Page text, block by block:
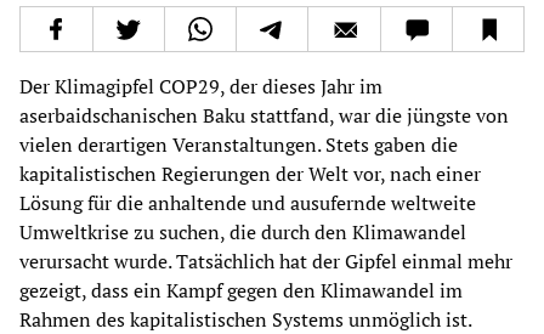
Der Klimagipfel COP29, der dieses Jahr im
aserbaidschanischen Baku stattfand, war die jüngste von
vielen derartigen Veranstaltungen. Stets gaben die
kapitalistischen Regierungen der Welt vor, nach einer
Lösung für die anhaltende und ausufernde weltweite
Umweltkrise zu suchen, die durch den Klimawandel
verursacht wurde. Tatsächlich hat der Gipfel einmal mehr
gezeigt, dass ein Kampf gegen den Klimawandel im
Rahmen des kapitalistischen Systems unmöglich ist.